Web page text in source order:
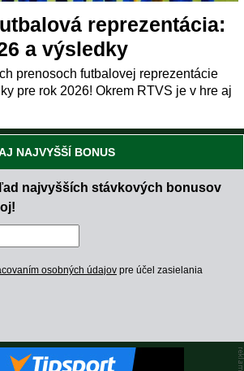
reprezentácia:
a výsledky
prenosoch futbalovej reprezentácie
pre rok 2026! Okrem RTVS je v hre aj
NAJVYŠŠÍ BONUS
najvyšších stávkových bonusov
osobných údajov pre účel zasielania